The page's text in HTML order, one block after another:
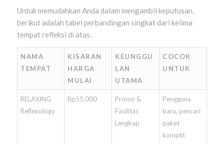
Untuk memudahkan Anda dalam mengambil keputusan,
berikut adalah tabel perbandingan singkat dari kelima
tempat refleksi di atas.
NAMA
TEMPAT
KISARAN
HARGA
MULAI
KEUNGGU
LAN
UTAMA
COCOK
UNTUK
RELAXING
Reflexology
Rp55.000
Promo &
Fasilitas
Lengkap
Pengguna
baru, pencari
paket
komplit